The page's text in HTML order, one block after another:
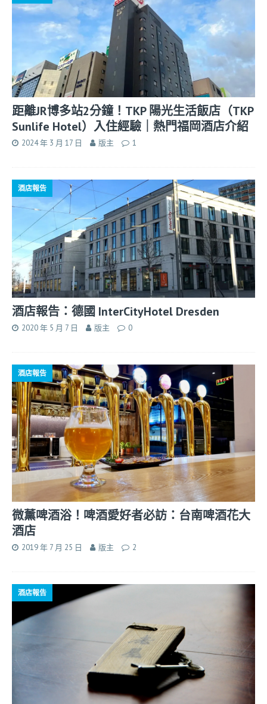
距離JR博多站2分鐘！TKP 陽光生活飯店（TKP
Sunlife Hotel）入住經驗｜熱門福岡酒店介紹
2024 年 3 月 17 日 版主 1
酒店報告
酒店報告：德國 InterCityHotel Dresden
2020 年 5 月 7 日 版主 0
酒店報告
微薰啤酒浴！啤酒愛好者必訪：台南啤酒花大
酒店
2019 年 7 月 25 日 版主 2
酒店報告